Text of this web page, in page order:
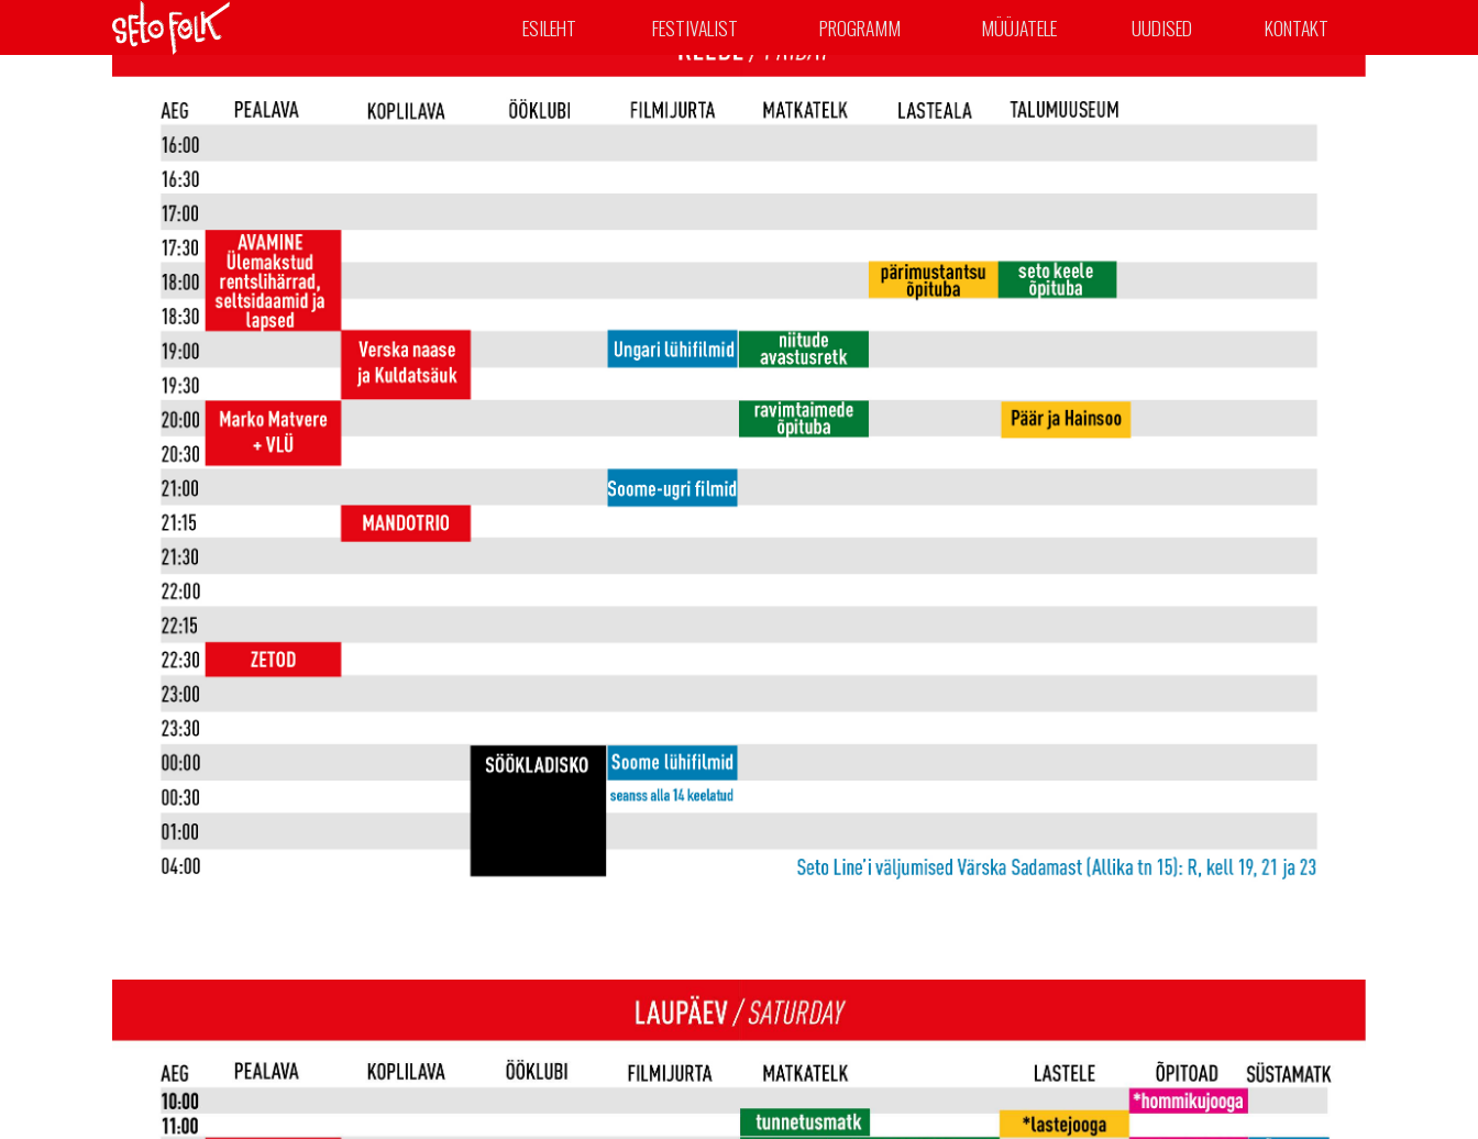
ESILEHT FESTIVALIST PROGRAMM MÜÜJATELE UUDISED KONTAKT